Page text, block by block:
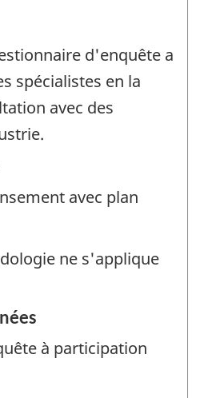
d'enquête a
spécialistes en la
avec des
avec plan
ne s'applique
à participation